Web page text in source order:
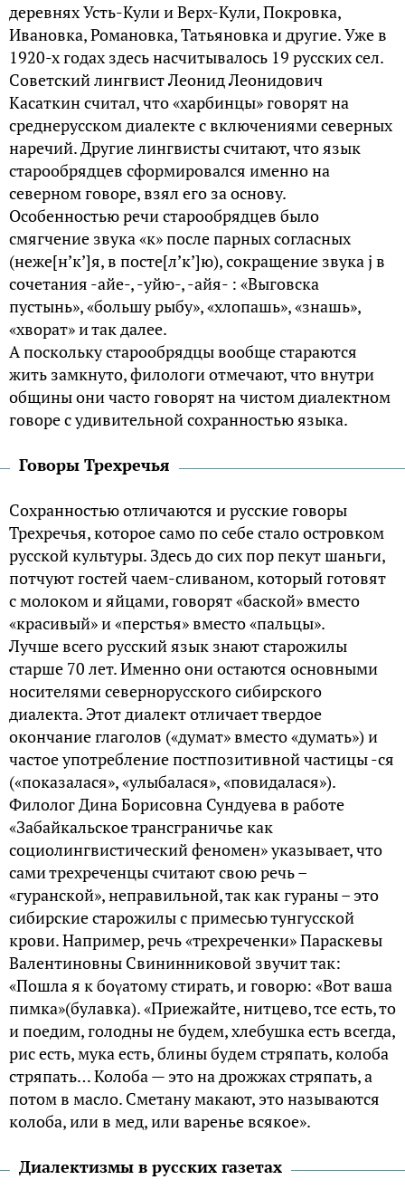
деревнях Усть-Кули и Верх-Кули, Покровка,
Ивановка, Романовка, Татьяновка и другие. Уже в
1920-х годах здесь насчитывалось 19 русских сел.
Советский лингвист Леонид Леонидович
Касаткин считал, что «харбинцы» говорят на
среднерусском диалекте с включениями северных
наречий. Другие лингвисты считают, что язык
старообрядцев сформировался именно на
северном говоре, взял его за основу.
Особенностью речи старообрядцев было
смягчение звука «к» после парных согласных
(неже[н’к’]я, в посте[л’к’]ю), сокращение звука j в
сочетания -айе-, -уйю-, -айя- : «Выговска
пустынь», «большу рыбу», «хлопашь», «знашь»,
«хворат» и так далее.
А поскольку старообрядцы вообще стараются
жить замкнуто, филологи отмечают, что внутри
общины они часто говорят на чистом диалектном
говоре с удивительной сохранностью языка.
Говоры Трехречья
Сохранностью отличаются и русские говоры
Трехречья, которое само по себе стало островком
русской культуры. Здесь до сих пор пекут шаньги,
потчуют гостей чаем-сливаном, который готовят
с молоком и яйцами, говорят «баской» вместо
«красивый» и «перстья» вместо «пальцы».
Лучше всего русский язык знают старожилы
старше 70 лет. Именно они остаются основными
носителями севернорусского сибирского
диалекта. Этот диалект отличает твердое
окончание глаголов («думат» вместо «думать») и
частое употребление постпозитивной частицы -ся
(«показалася», «улыбалася», «повидалася»).
Филолог Дина Борисовна Сундуева в работе
«Забайкальское трансграничье как
социолингвистический феномен» указывает, что
сами трехреченцы считают свою речь –
«гуранской», неправильной, так как гураны – это
сибирские старожилы с примесью тунгусской
крови. Например, речь «трехреченки» Параскевы
Валентиновны Свининниковой звучит так:
«Пошла я к боγатому стирать, и говорю: «Вот ваша
пимка»(булавка). «Приежайте, нитцево, тсе есть, то
и поедим, голодны не будем, хлебушка есть всегда,
рис есть, мука есть, блины будем стряпать, колоба
стряпать… Колоба — это на дрожжах стряпать, а
потом в масло. Сметану макают, это называются
колоба, или в мед, или варенье всякое».
Диалектизмы в русских газетах